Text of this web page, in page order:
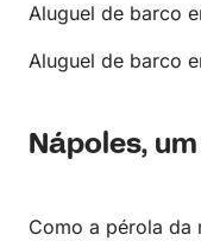
Aluguel de barco
Aluguel de barco
Nápoles,
Como a pérola da